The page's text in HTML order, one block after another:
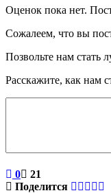
Оценок пока нет.
Сожалеем, что вы
Позвольте нам стать
Расскажите, как нам
0
21
Поделится